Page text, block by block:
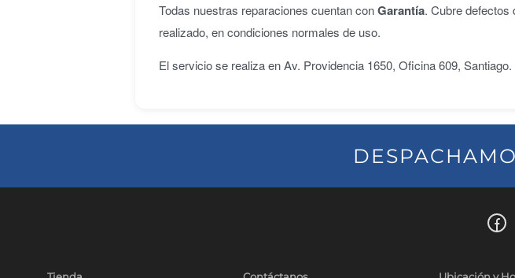
Todas nuestras reparaciones cuentan conGarantía. Cubre defectos
realizado, en condiciones normales de uso.
El servicio se realiza en Av. Providencia 1650, Oficina 609,